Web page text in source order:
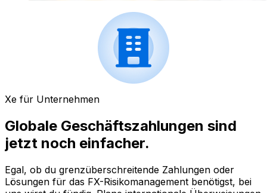
Xe für Unternehmen
Globale Geschäftszahlungen sind
jetzt noch einfacher.
Egal, ob du grenzüberschreitende Zahlungen oder
Lösungen für das FX-Risikomanagement benötigst, bei